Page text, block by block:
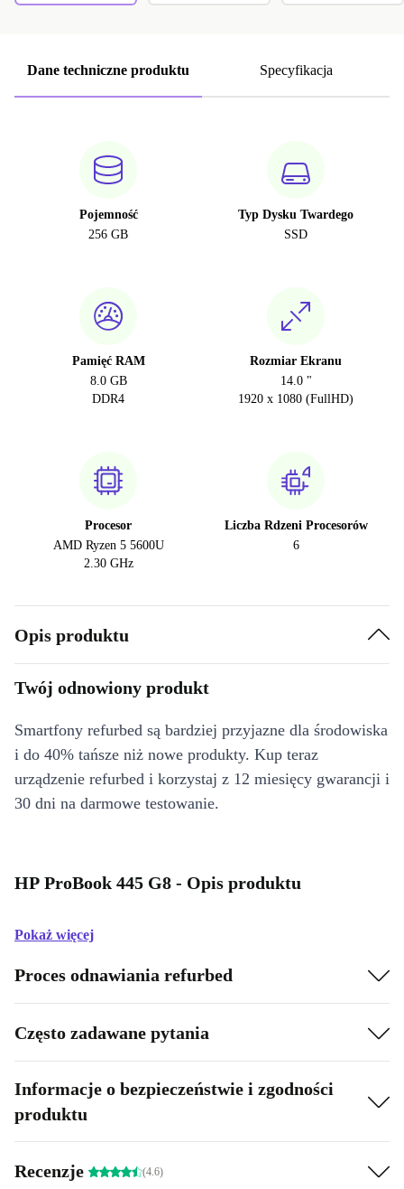
Dane techniczne produktu Specyfikacja
Pojemność
256 GB
Typ Dysku Twardego
SSD
Pamięć RAM
8.0 GB
DDR4
Rozmiar Ekranu
14.0 "
1920 x 1080 (FullHD)
Procesor
AMD Ryzen 5 5600U
2.30 GHz
Liczba Rdzeni Procesorów
6
Opis produktu
Twój odnowiony produkt
Smartfony refurbed są bardziej przyjazne dla środowiska
i do 40% tańsze niż nowe produkty. Kup teraz
urządzenie refurbed i korzystaj z 12 miesięcy gwarancji i
30 dni na darmowe testowanie.
HP ProBook 445 G8 - Opis produktu
Pokaż więcej
Proces odnawiania refurbed
Często zadawane pytania
Informacje o bezpieczeństwie i zgodności
produktu
Recenzje (4.6)